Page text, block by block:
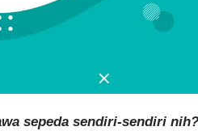
sepeda sendiri-sendiri nih?